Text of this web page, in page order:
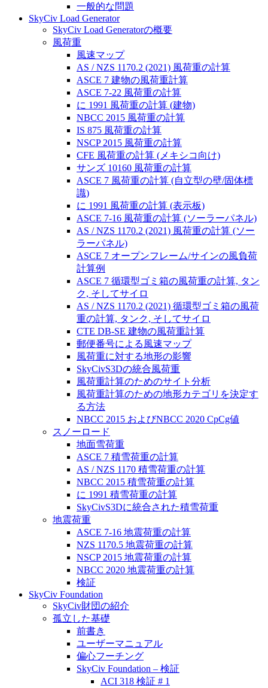
一般的な問題
SkyCiv Load Generator
SkyCiv Load Generatorの概要
風荷重
風速マップ
AS / NZS 1170.2 (2021) 風荷重の計算
ASCE 7 建物の風荷重計算
ASCE 7-22 風荷重の計算
に 1991 風荷重の計算 (建物)
NBCC 2015 風荷重の計算
IS 875 風荷重の計算
NSCP 2015 風荷重の計算
CFE 風荷重の計算 (メキシコ向け)
サンズ 10160 風荷重の計算
ASCE 7 風荷重の計算 (自立型の壁/固体標
識)
に 1991 風荷重の計算 (表示板)
ASCE 7-16 風荷重の計算 (ソーラーパネル)
AS / NZS 1170.2 (2021) 風荷重の計算 (ソー
ラーパネル)
ASCE 7 オープンフレーム/サインの風負荷
計算例
ASCE 7 循環型ゴミ箱の風荷重の計算, タン
ク, そしてサイロ
AS / NZS 1170.2 (2021) 循環型ゴミ箱の風荷
重の計算, タンク, そしてサイロ
CTE DB-SE 建物の風荷重計算
郵便番号による風速マップ
風荷重に対する地形の影響
SkyCivS3Dの統合風荷重
風荷重計算のためのサイト分析
風荷重計算のための地形カテゴリを決定す
る方法
NBCC 2015 およびNBCC 2020 CpCg値
スノーロード
地面雪荷重
ASCE 7 積雪荷重の計算
AS / NZS 1170 積雪荷重の計算
NBCC 2015 積雪荷重の計算
に 1991 積雪荷重の計算
SkyCivS3Dに統合された積雪荷重
地震荷重
ASCE 7-16 地震荷重の計算
NZS 1170.5 地震荷重の計算
NSCP 2015 地震荷重の計算
NBCC 2020 地震荷重の計算
検証
SkyCiv Foundation
SkyCiv財団の紹介
孤立した基礎
前書き
ユーザーマニュアル
偏心フーチング
SkyCiv Foundation – 検証
ACI 318 検証 # 1